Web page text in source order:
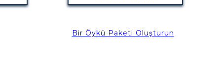
Bir Öykü Paketi Oluşturun